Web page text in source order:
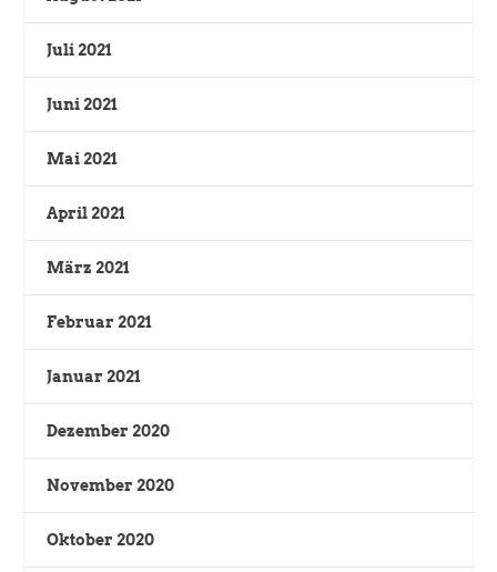
Juli 2021
Juni 2021
Mai 2021
April 2021
März 2021
Februar 2021
Januar 2021
Dezember 2020
November 2020
Oktober 2020